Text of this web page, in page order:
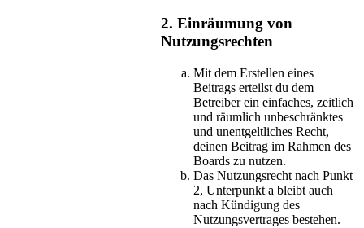
2. Einräumung von
Nutzungsrechten
Mit dem Erstellen eines
Beitrags erteilst du dem
Betreiber ein einfaches, zeitlich
und räumlich unbeschränktes
und unentgeltliches Recht,
deinen Beitrag im Rahmen des
Boards zu nutzen.
Das Nutzungsrecht nach Punkt
2, Unterpunkt a bleibt auch
nach Kündigung des
Nutzungsvertrages bestehen.